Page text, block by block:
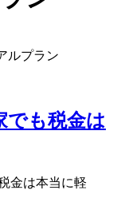
ルプラン
でも税金は